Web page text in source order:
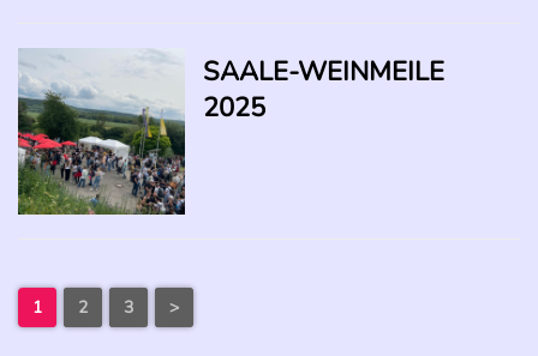
SAALE-WEINMEILE
2025
1 2 3 >